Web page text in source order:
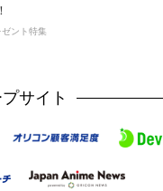
ゼント特集
サイト